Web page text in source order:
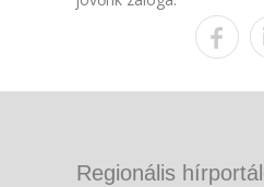
Regionális